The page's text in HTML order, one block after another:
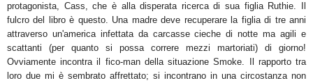
protagonista, Cass, che è alla disperata ricerca di sua figlia Ruthie. Il
fulcro del libro è questo. Una madre deve recuperare la figlia di tre anni
attraverso un'america infettata da carcasse cieche di notte ma agili e
scattanti (per quanto si possa correre mezzi martoriati) di giorno!
Ovviamente incontra il fico-man della situazione Smoke. Il rapporto tra
loro due mi è sembrato affrettato; si incontrano in una circostanza non